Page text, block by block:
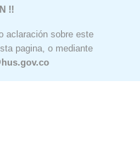
!!
aclaración sobre este
pagina, o mediante